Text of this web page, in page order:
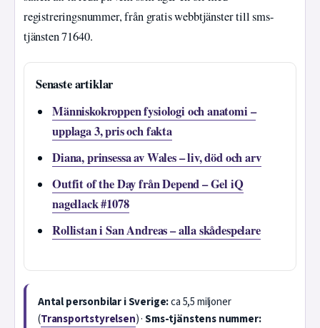
registreringsnummer, från gratis webbtjänster till sms-
tjänsten 71640.
Senaste artiklar
Människokroppen fysiologi och anatomi –
upplaga 3, pris och fakta
Diana, prinsessa av Wales – liv, död och arv
Outfit of the Day från Depend – Gel iQ
nagellack #1078
Rollistan i San Andreas – alla skådespelare
Antal personbilar i Sverige:ca 5,5 miljoner
(Transportstyrelsen) ·Sms-tjänstens nummer: